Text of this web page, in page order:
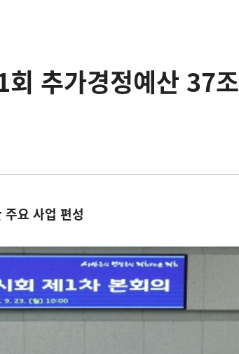
추가경정예산 37조
요 사업 편성